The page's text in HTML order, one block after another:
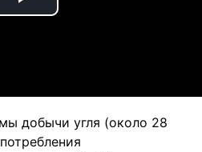
Play
добычи угля (около 28